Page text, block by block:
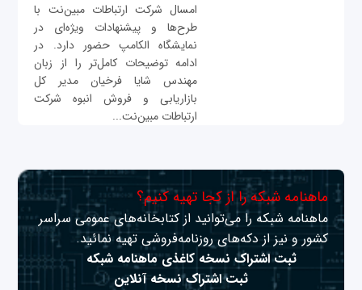
امسال شرکت ارتباطات مبین‌نت با
طرح‌ها و پیشنهادات ویژه‌ای در
نمایشگاه الکامپ حضور دارد. در
ادامه توضیحات کامل‌تر را از زبان
مهندس شایا فرخیان مدیر کل
بازاریابی و فروش انبوه شرکت
ارتباطات مبین‌نت...
ماهنامه شبکه را از کجا تهیه کنیم؟
ماهنامه شبکه را می‌توانید از کتابخانه‌های عمومی سراسر
کشور و نیز از دکه‌های روزنامه‌فروشی تهیه نمائید.
ثبت اشتراک نسخه کاغذی ماهنامه شبکه
ثبت اشتراک نسخه آنلاین